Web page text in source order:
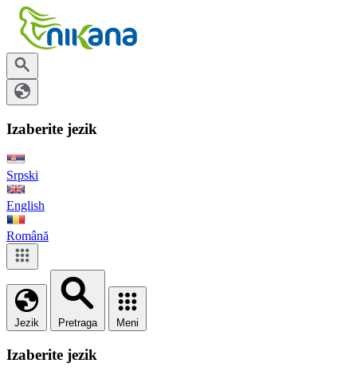
Izaberite jezik
Srpski
English
Română
Jezik Pretraga Meni
Izaberite jezik